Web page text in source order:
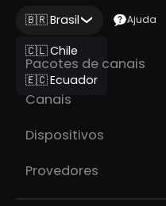
🇧🇷 Brasil
🇨🇱 Chile
🇪🇨 Ecuador
Ajuda
Pacotes de canais
Canais
Dispositivos
Provedores